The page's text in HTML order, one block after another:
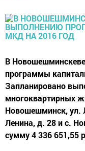
В
программы
Запланировано
многоквартирных
Новошешминск, ул.
Ленина, д. 28 и с.
сумму 4 336 651,55